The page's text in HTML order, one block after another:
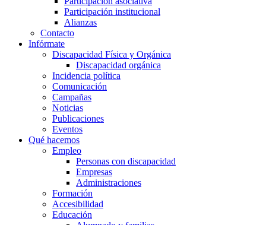
Participación institucional
Alianzas
Contacto
Infórmate
Discapacidad Física y Orgánica
Discapacidad orgánica
Incidencia política
Comunicación
Campañas
Noticias
Publicaciones
Eventos
Qué hacemos
Empleo
Personas con discapacidad
Empresas
Administraciones
Formación
Accesibilidad
Educación